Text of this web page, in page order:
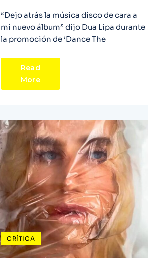
“Dejo atrás la música disco de cara a
mi nuevo álbum” dijo Dua Lipa durante
la promoción de ‘Dance The
Read
More
CRÍTICA